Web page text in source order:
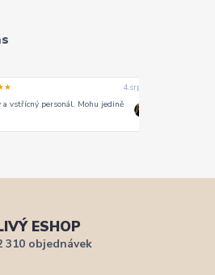
4. srpna
vstřícný personál. Mohu jedině
ESHOP
310 objednávek